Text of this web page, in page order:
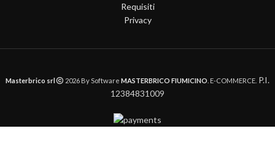
Requisiti
Privacy
Masterbrico srl 2026 By Software MASTERBRICO FIUMICINO . E-COMMERCE. P.I.
12384831009